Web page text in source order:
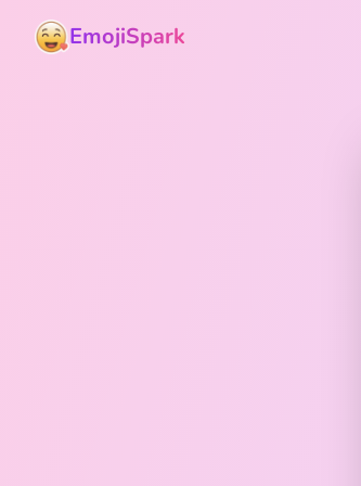
EmojiSpark